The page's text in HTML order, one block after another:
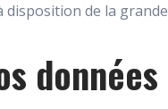
disposition de la
données